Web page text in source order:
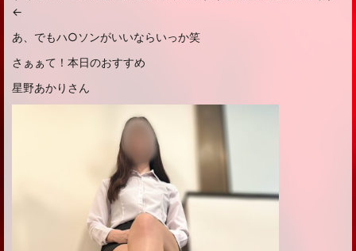
←
あ、でもハ○ソンがいいならいっか笑
さぁぁて！本日のおすすめ
星野あかりさん